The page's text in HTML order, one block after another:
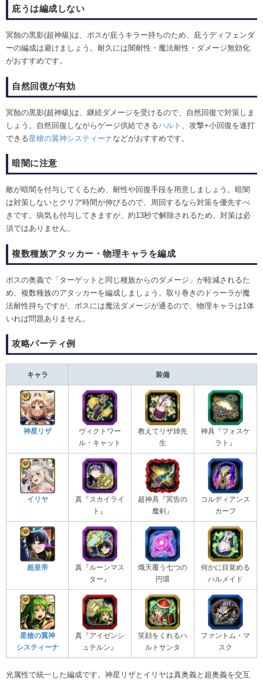
庇うは編成しない
冥蝕の黒影(超神級)は、ボスが庇うキラー持ちのため、庇うディフェンダ
ーの編成は避けましょう。耐久には闇耐性・魔法耐性・ダメージ無効化
がおすすめです。
自然回復が有効
冥蝕の黒影(超神級)は、継続ダメージを受けるので、自然回復で対策しま
しょう。自然回復しながらゲージ供給できるハルト
、攻撃+小回復を連打
できる星槍の翼神システィーナなどがおすすめです。
暗闇に注意
敵が暗闇を付与してくるため、耐性や回復手段を用意しましょう。暗闇
は対策しないとクリア時間が伸びるので、周回するなら対策を優先すべ
きです。病気も付与してきますが、約13秒で解除されるため、対策は必
須ではありません。
複数種族アタッカー・物理キャラを編成
ボスの奥義で「ターゲットと同じ種族からのダメージ」が軽減されるた
め、複数種族のアタッカーを編成しましょう。取り巻きのドゥーラが魔
法耐性持ちですが、ボスには魔法ダメージが通るので、物理キャラは1体
いれば問題ありません。
攻略パーティ例
キャラ 装備
神星リザ
ヴィクトワー
ル・キャット
教えてリザ姉先
生
神具『フォスケ
ラト』
イリヤ
真『スカイライ
ト』
超神具『冥告の
魔剣』
コルディアンス
カーフ
超皇帝
真『ルーンマス
ター』
熾天覆う七つの
円環
何かに目覚める
ハルメイド
星槍の翼神
システィーナ
真『アイゼンシ
ュテルン』
笑顔をくれるハ
ルトサンタ
ファントム・マ
スク
光属性で統一した編成です。神星リザとイリヤは真奥義と超奥義を交互